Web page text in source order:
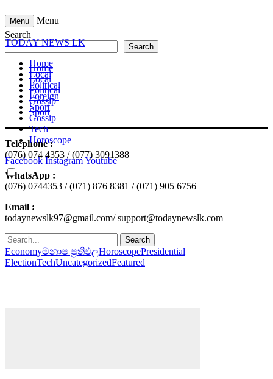
Menu Menu
TODAY NEWS LK
Home
Local
Political
Foreign
Sport
Gossip
Tech
Horoscope
Facebook InstagramYoutube
Search
Search
Home
Local
Political
Gossip
Sport
Telephone :
(076) 074 4353 / (077) 3091388
WhatsApp :
(076) 0744353 / (071) 876 8381 / (071) 905 6756
Email :
todaynewslk97@gmail.com/ support@todaynewslk.com
Search
Economyමනාප ප්‍රතිඵලHoroscopePresidential
ElectionTechUncategorizedFeatured